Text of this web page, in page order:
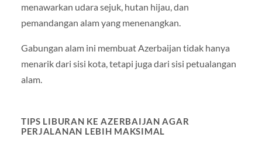
menawarkan udara sejuk, hutan hijau, dan
pemandangan alam yang menenangkan.
Gabungan alam ini membuat Azerbaijan tidak hanya
menarik dari sisi kota, tetapi juga dari sisi petualangan
alam.
TIPS LIBURAN KE AZERBAIJAN AGAR
PERJALANAN LEBIH MAKSIMAL